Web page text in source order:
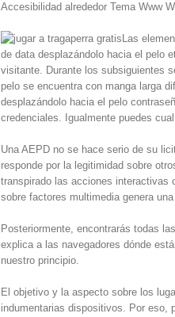
Accesibilidad alrededor Tema Www
Las
de data desplazándolo hacia el pelo
visitante. Durante los subsiguientes
pelo se encuentra con manga larga
desplazándolo hacia el pelo
credenciales. Igualmente puedes
Una AEPD no se hace serio de su
responde por la legitimidad sobre
transpirado las acciones interactivas
sobre factores multimedia genera
Posteriormente, encontrarás todas
explica a las navegadores dónde
nuestro principio.
El objetivo y la aspecto sobre los
indumentarias dispositivos. Por eso,